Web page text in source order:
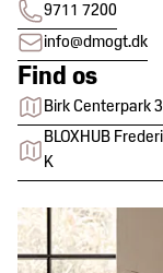
9711 7200
info@dmogt.dk
Find os
Birk Centerpark
BLOXHUB
K